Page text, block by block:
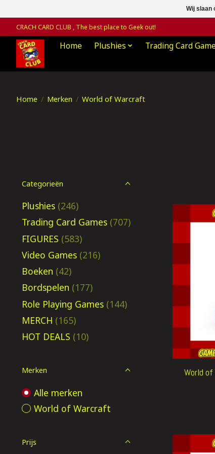
CRACH CARD CLUB , The best place to Geek out!
Home Plushies Trading Card
Home / Merken / World of Warcraft
Categorieën
Plushies (246)
Trading Card Games (707)
FIGURES (583)
Video Games (216)
Boeken (42)
Bordspelen (177)
Role Playing Games (144)
MERCH (165)
HOT DEALS (10)
Merken
Alle merken
World of Warcraft
Prijs
World
Wij slaan